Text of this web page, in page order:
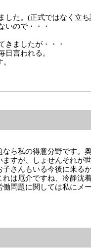
した。(正式ではなく立
いので・・・
きましたが・・・
日言われる。
ら私の得意分野です。
すが、しょせんそれが
さんもいる今後に来る
は厄介ですね、冷静沈
問題に関しては私にメ